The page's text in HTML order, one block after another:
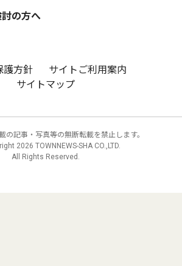
の方へ
護方針
サイトご利用案内
サイトマップ
の記事・写真等の無断転載を禁止します。
2026 TOWNNEWS-SHA CO.,LTD.
All Rights Reserved.